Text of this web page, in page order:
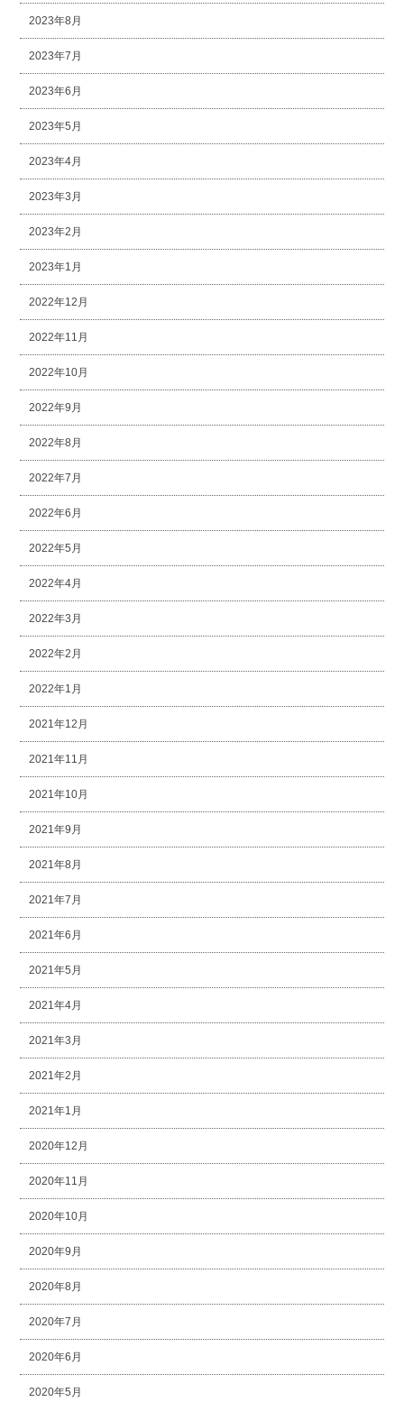
2023年8月
2023年7月
2023年6月
2023年5月
2023年4月
2023年3月
2023年2月
2023年1月
2022年12月
2022年11月
2022年10月
2022年9月
2022年8月
2022年7月
2022年6月
2022年5月
2022年4月
2022年3月
2022年2月
2022年1月
2021年12月
2021年11月
2021年10月
2021年9月
2021年8月
2021年7月
2021年6月
2021年5月
2021年4月
2021年3月
2021年2月
2021年1月
2020年12月
2020年11月
2020年10月
2020年9月
2020年8月
2020年7月
2020年6月
2020年5月